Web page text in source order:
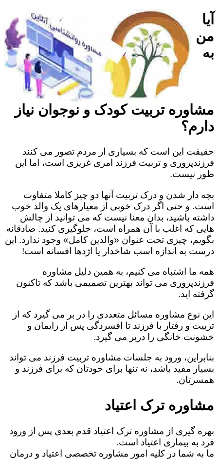
آیا
من
به
مشاوره تربیت کودک و نوجوان نیاز
دارم؟
حقیقت این است که بسیاری از مردم تصور می کنند
فرزندپروری و تربیت فرزند امری غریزی است، اما این
طور نیست.
بچه دار شدن و درک تربیت آنها دو چیز کاملا متفاوت
است. و حتی اگر درک خوبی از معیارهای یک والد خوب
داشته باشید، بدان معنا نیست که می توانید از چالش
هایی که اغلب با آن همراه است، جلوگیری کنید. صادقانه
بگویم، چیزی تحت عنوان «والدین کامل» وجود ندارد. این
درست به اندازه اسب شاخدار یا اژدها افسانه است!
همه ما اشتباه می کنیم، به همین دلیل مشاوره
فرزندپروری می تواند بهترین تصمیمی باشد که تاکنون
گرفته اید.
این نوع مشاوره مسائل متعددی را در بر می گیرد که از
تربیت و رفتار با فرزند تا افسردگی پس از زایمان و
خشونت خانگی را دربر می گیرد.
بنابراین، ورود به جلسات مشاوره تربیت فرزند می تواند
بسیار مفید باشد، نه تنها برای خودتان که برای فرزند و
همسرتان.
مشاوره ترک اعتیاد
بهره گیری از مشاوره ترک اعتیاد قدم بعدی پس از ورود
فرد به بیماری اعتیاد است.
ما به شما در کلیه امور مشاوره تخصصی اعتیاد و درمان